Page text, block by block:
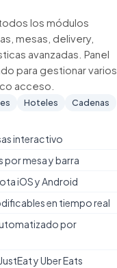
los módulos
mesas, delivery,
avanzadas. Panel
para gestionar varios
acceso.
Hoteles
Cadenas
interactivo
por mesa y barra
iOS y Android
en tiempo real
por
y Uber Eats